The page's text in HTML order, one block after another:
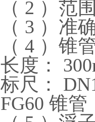
（ 2 ）范
（ 3 ）准
（ 4 ）锥
长度：
标尺：
FG60 锥